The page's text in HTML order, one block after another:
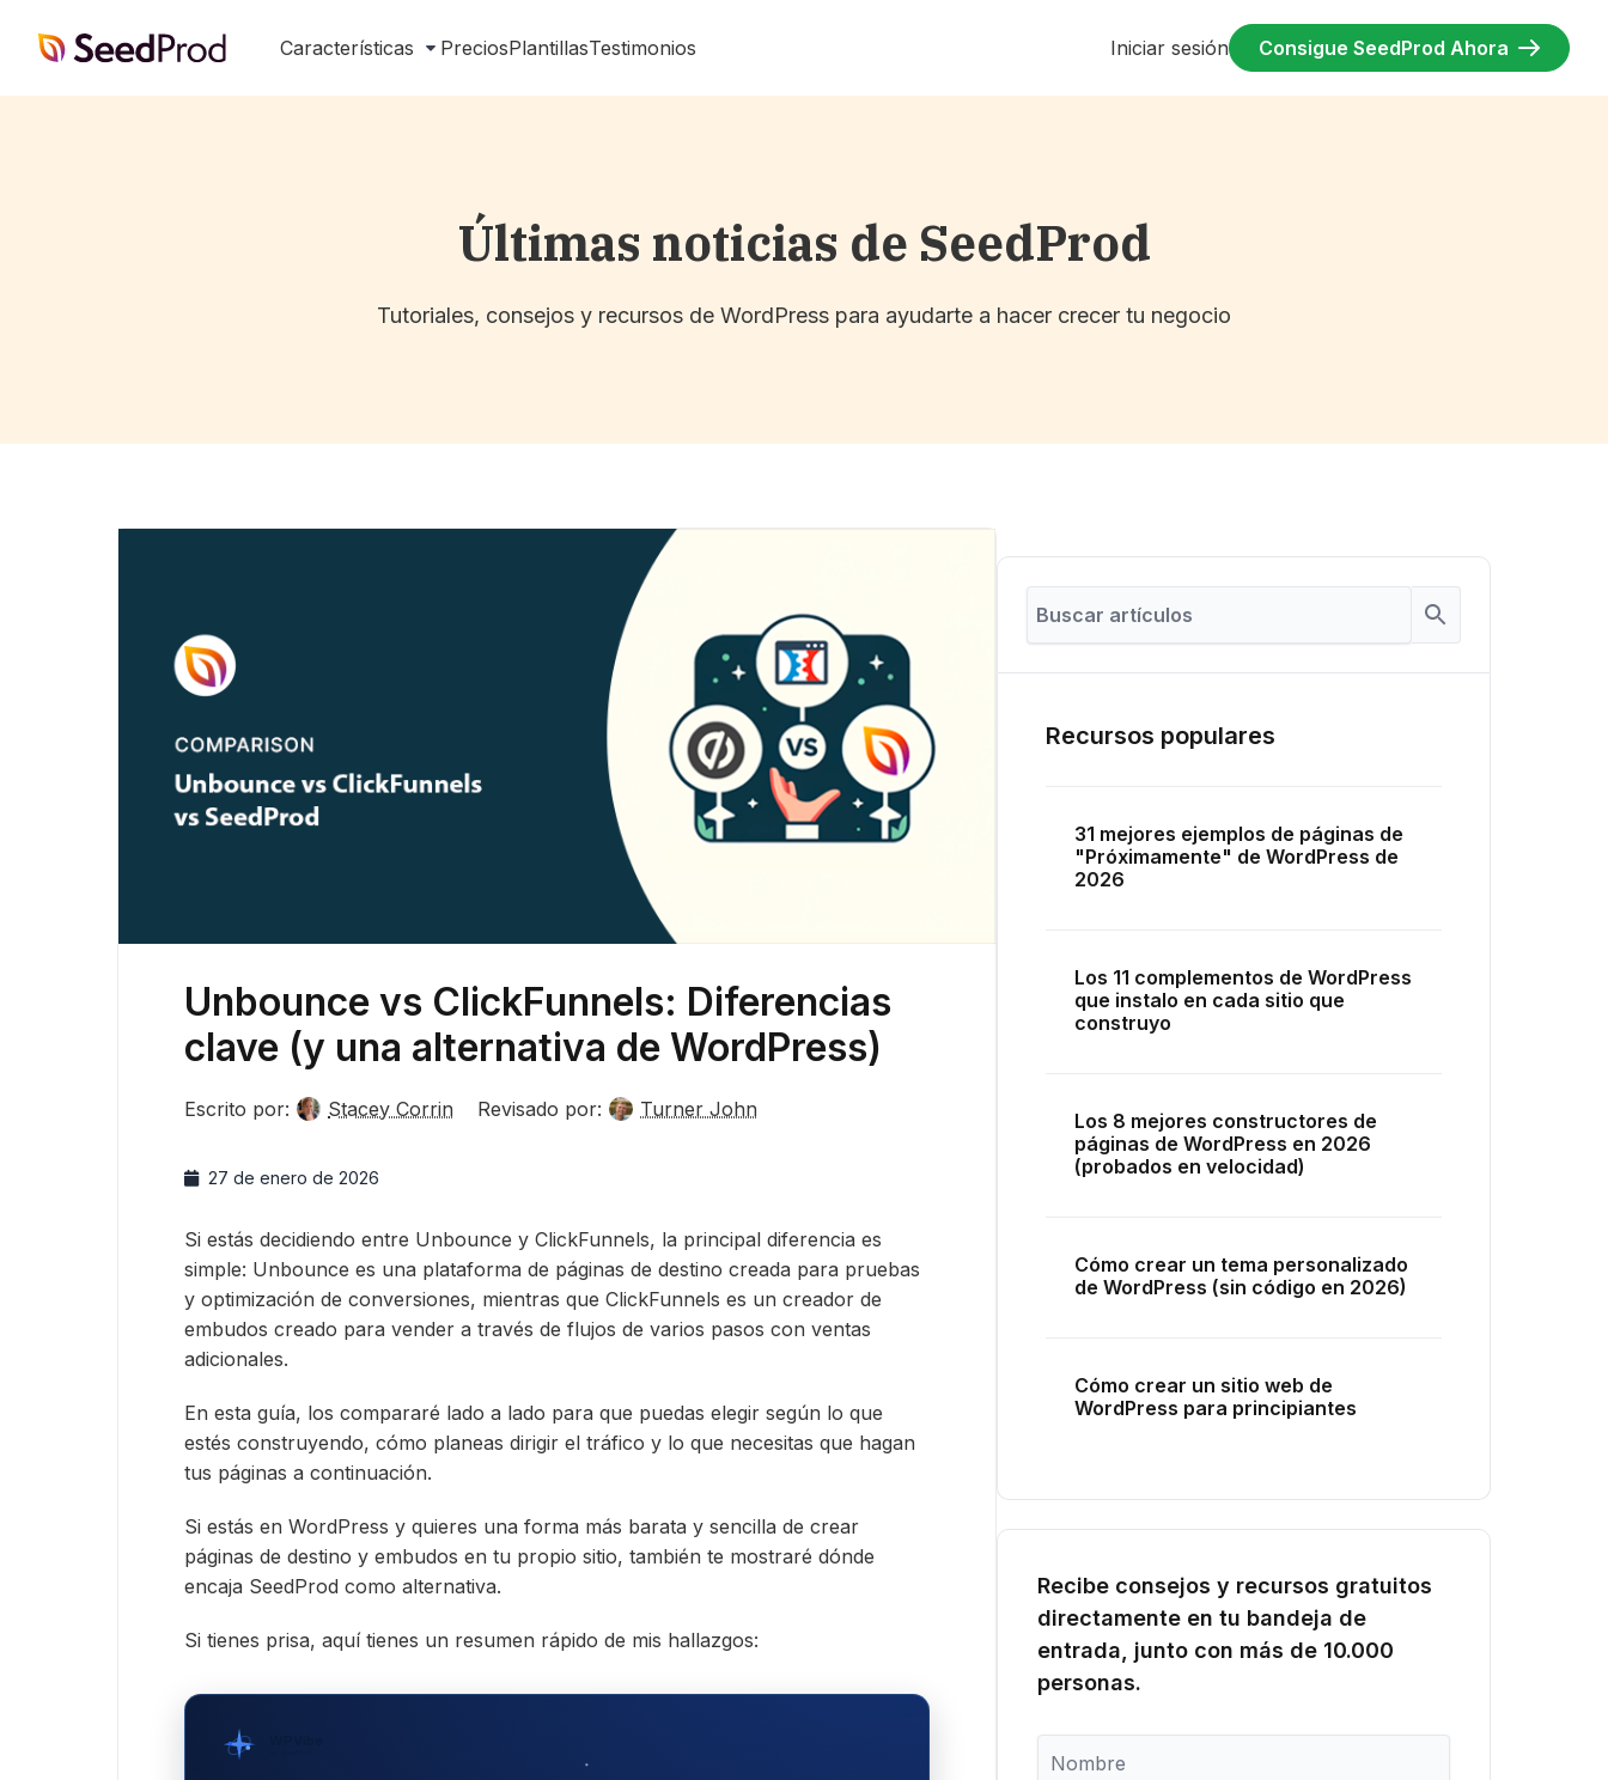
SeedProd Características PreciosPlantillasTestimonios Iniciar sesión Consigue SeedProd Ahora
Últimas noticias de SeedProd
Tutoriales, consejos y recursos de WordPress para ayudarte a hacer crecer tu negocio
Unbounce vs ClickFunnels: Diferencias
clave (y una alternativa de WordPress)
Escrito por: Stacey Corrin Revisado por: Turner John
27 de enero de 2026
Si estás decidiendo entre Unbounce y ClickFunnels, la principal diferencia es
simple: Unbounce es una plataforma de páginas de destino creada para pruebas
y optimización de conversiones, mientras que ClickFunnels es un creador de
embudos creado para vender a través de flujos de varios pasos con ventas
adicionales.
En esta guía, los compararé lado a lado para que puedas elegir según lo que
estés construyendo, cómo planeas dirigir el tráfico y lo que necesitas que hagan
tus páginas a continuación.
Si estás en WordPress y quieres una forma más barata y sencilla de crear
páginas de destino y embudos en tu propio sitio, también te mostraré dónde
encaja SeedProd como alternativa.
Si tienes prisa, aquí tienes un resumen rápido de mis hallazgos:
Recursos populares
31 mejores ejemplos de páginas de
"Próximamente" de WordPress de
2026
Los 11 complementos de WordPress
que instalo en cada sitio que
construyo
Los 8 mejores constructores de
páginas de WordPress en 2026
(probados en velocidad)
Cómo crear un tema personalizado
de WordPress (sin código en 2026)
Cómo crear un sitio web de
WordPress para principiantes
Recibe consejos y recursos gratuitos
directamente en tu bandeja de
entrada, junto con más de 10.000
personas.